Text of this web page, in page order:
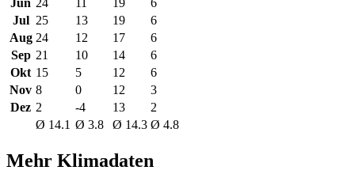
Jun 24 11 19
6
Jul 25 13 19
6
Aug 24 12 17
6
Sep 21 10 14
6
Okt 15 5 12
6
Nov 8 0 12
3
Dez 2 -4 13
2
Ø 14.1 Ø 3.8 Ø 14.3 Ø 4.8
Mehr Klimadaten